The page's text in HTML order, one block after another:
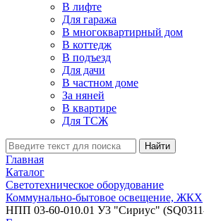
В лифте
Для гаража
В многоквартирный дом
В коттедж
В подъезд
Для дачи
В частном доме
За няней
В квартире
Для ТСЖ
Найти
Главная
Каталог
Светотехническое оборудование
Коммунально-бытовое освещение, ЖКХ
НПП 03-60-010.01 У3 "Сириус"